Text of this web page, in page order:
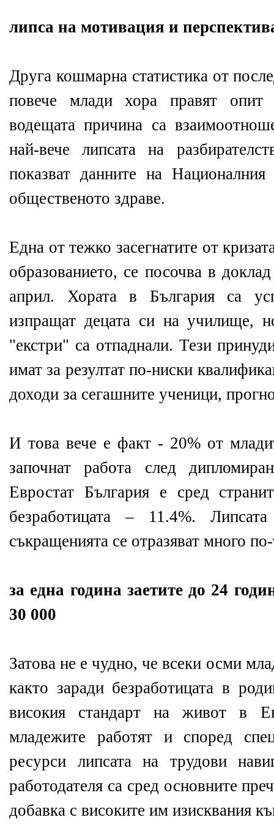
липса на мотивация и
Друга кошмарна статистика от
повече млади хора правят опит
водещата причина са
най-вече липсата на
показват данните на
общественото здраве.
Една от тежко засегнатите от
образованието, се посочва в
април. Хората в България са
изпращат децата си на училище,
"екстри" са отпаднали. Тези
имат за резултат по-ниски
доходи за сегашните ученици,
И това вече е факт - 20% от
започнат работа след
Евростат България е сред
безработицата – 11.4%.
съкращенията се отразяват много
за една година заетите до 24
30 000
Затова не е чудно, че всеки осми
както заради безработицата в
високия стандарт на живот в
младежите работят и според
ресурси липсата на трудови
работодателя са сред основните
добавка с високите им изисквания